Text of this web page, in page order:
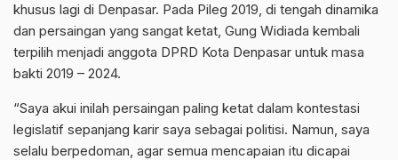
khusus lagi di Denpasar. Pada Pileg 2019, di tengah dinamika
dan persaingan yang sangat ketat, Gung Widiada kembali
terpilih menjadi anggota DPRD Kota Denpasar untuk masa
bakti 2019 – 2024.
“Saya akui inilah persaingan paling ketat dalam kontestasi
legislatif sepanjang karir saya sebagai politisi. Namun, saya
selalu berpedoman, agar semua mencapaian itu dicapai